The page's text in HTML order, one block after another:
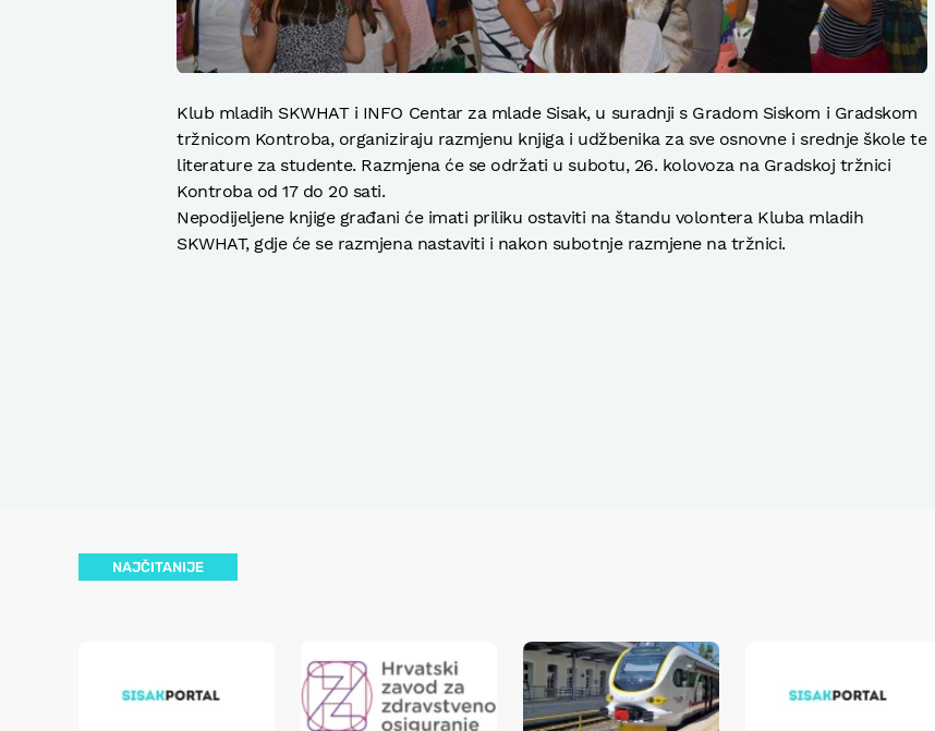
Klub mladih SKWHAT i INFO Centar za mlade Sisak, u suradnji s Gradom Siskom i Gradskom
tržnicom Kontroba, organiziraju razmjenu knjiga i udžbenika za sve osnovne i srednje škole te
literature za studente. Razmjena će se održati u subotu, 26. kolovoza na Gradskoj tržnici
Kontroba od 17 do 20 sati.
Nepodijeljene knjige građani će imati priliku ostaviti na štandu volontera Kluba mladih
SKWHAT, gdje će se razmjena nastaviti i nakon subotnje razmjene na tržnici.
NAJČITANIJE